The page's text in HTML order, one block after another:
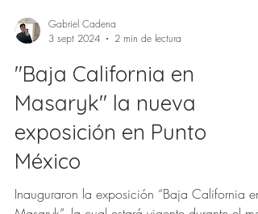
Gabriel Cadena
3 sept 2024
"Baja California en
Masaryk" la nueva